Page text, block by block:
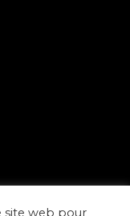
site web pour